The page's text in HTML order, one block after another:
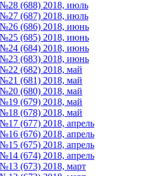
(688) 2018, июль
(687) 2018, июль
(686) 2018, июнь
(685) 2018, июнь
(684) 2018, июнь
(683) 2018, июнь
(682) 2018, май
(681) 2018, май
(680) 2018, май
(679) 2018, май
(678) 2018, май
(677) 2018, апрель
(676) 2018, апрель
(675) 2018, апрель
(674) 2018, апрель
(673) 2018, март